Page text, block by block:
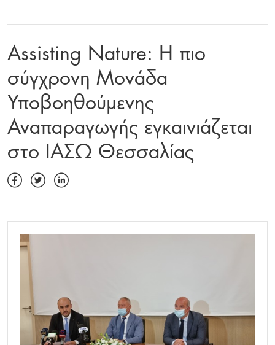
Assisting Nature: Η πιο
σύγχρονη Μονάδα
Υποβοηθούμενης
Αναπαραγωγής εγκαινιάζεται
στο ΙΑΣΩ Θεσσαλίας